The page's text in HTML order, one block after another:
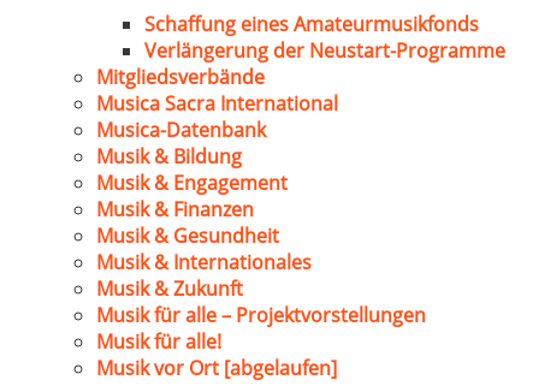
Schaffung eines Amateurmusikfonds
Verlängerung der Neustart-Programme
Mitgliedsverbände
Musica Sacra International
Musica-Datenbank
Musik & Bildung
Musik & Engagement
Musik & Finanzen
Musik & Gesundheit
Musik & Internationales
Musik & Zukunft
Musik für alle – Projektvorstellungen
Musik für alle!
Musik vor Ort [abgelaufen]